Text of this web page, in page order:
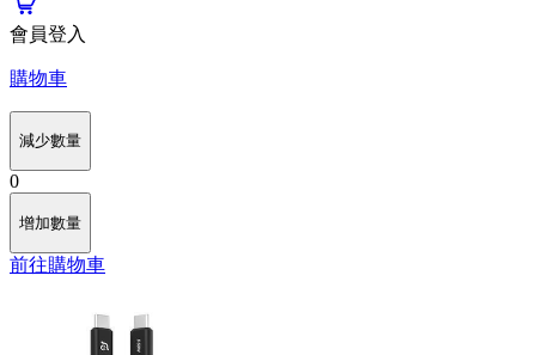
會員登入
購物車
減少數量
0
增加數量
前往購物車